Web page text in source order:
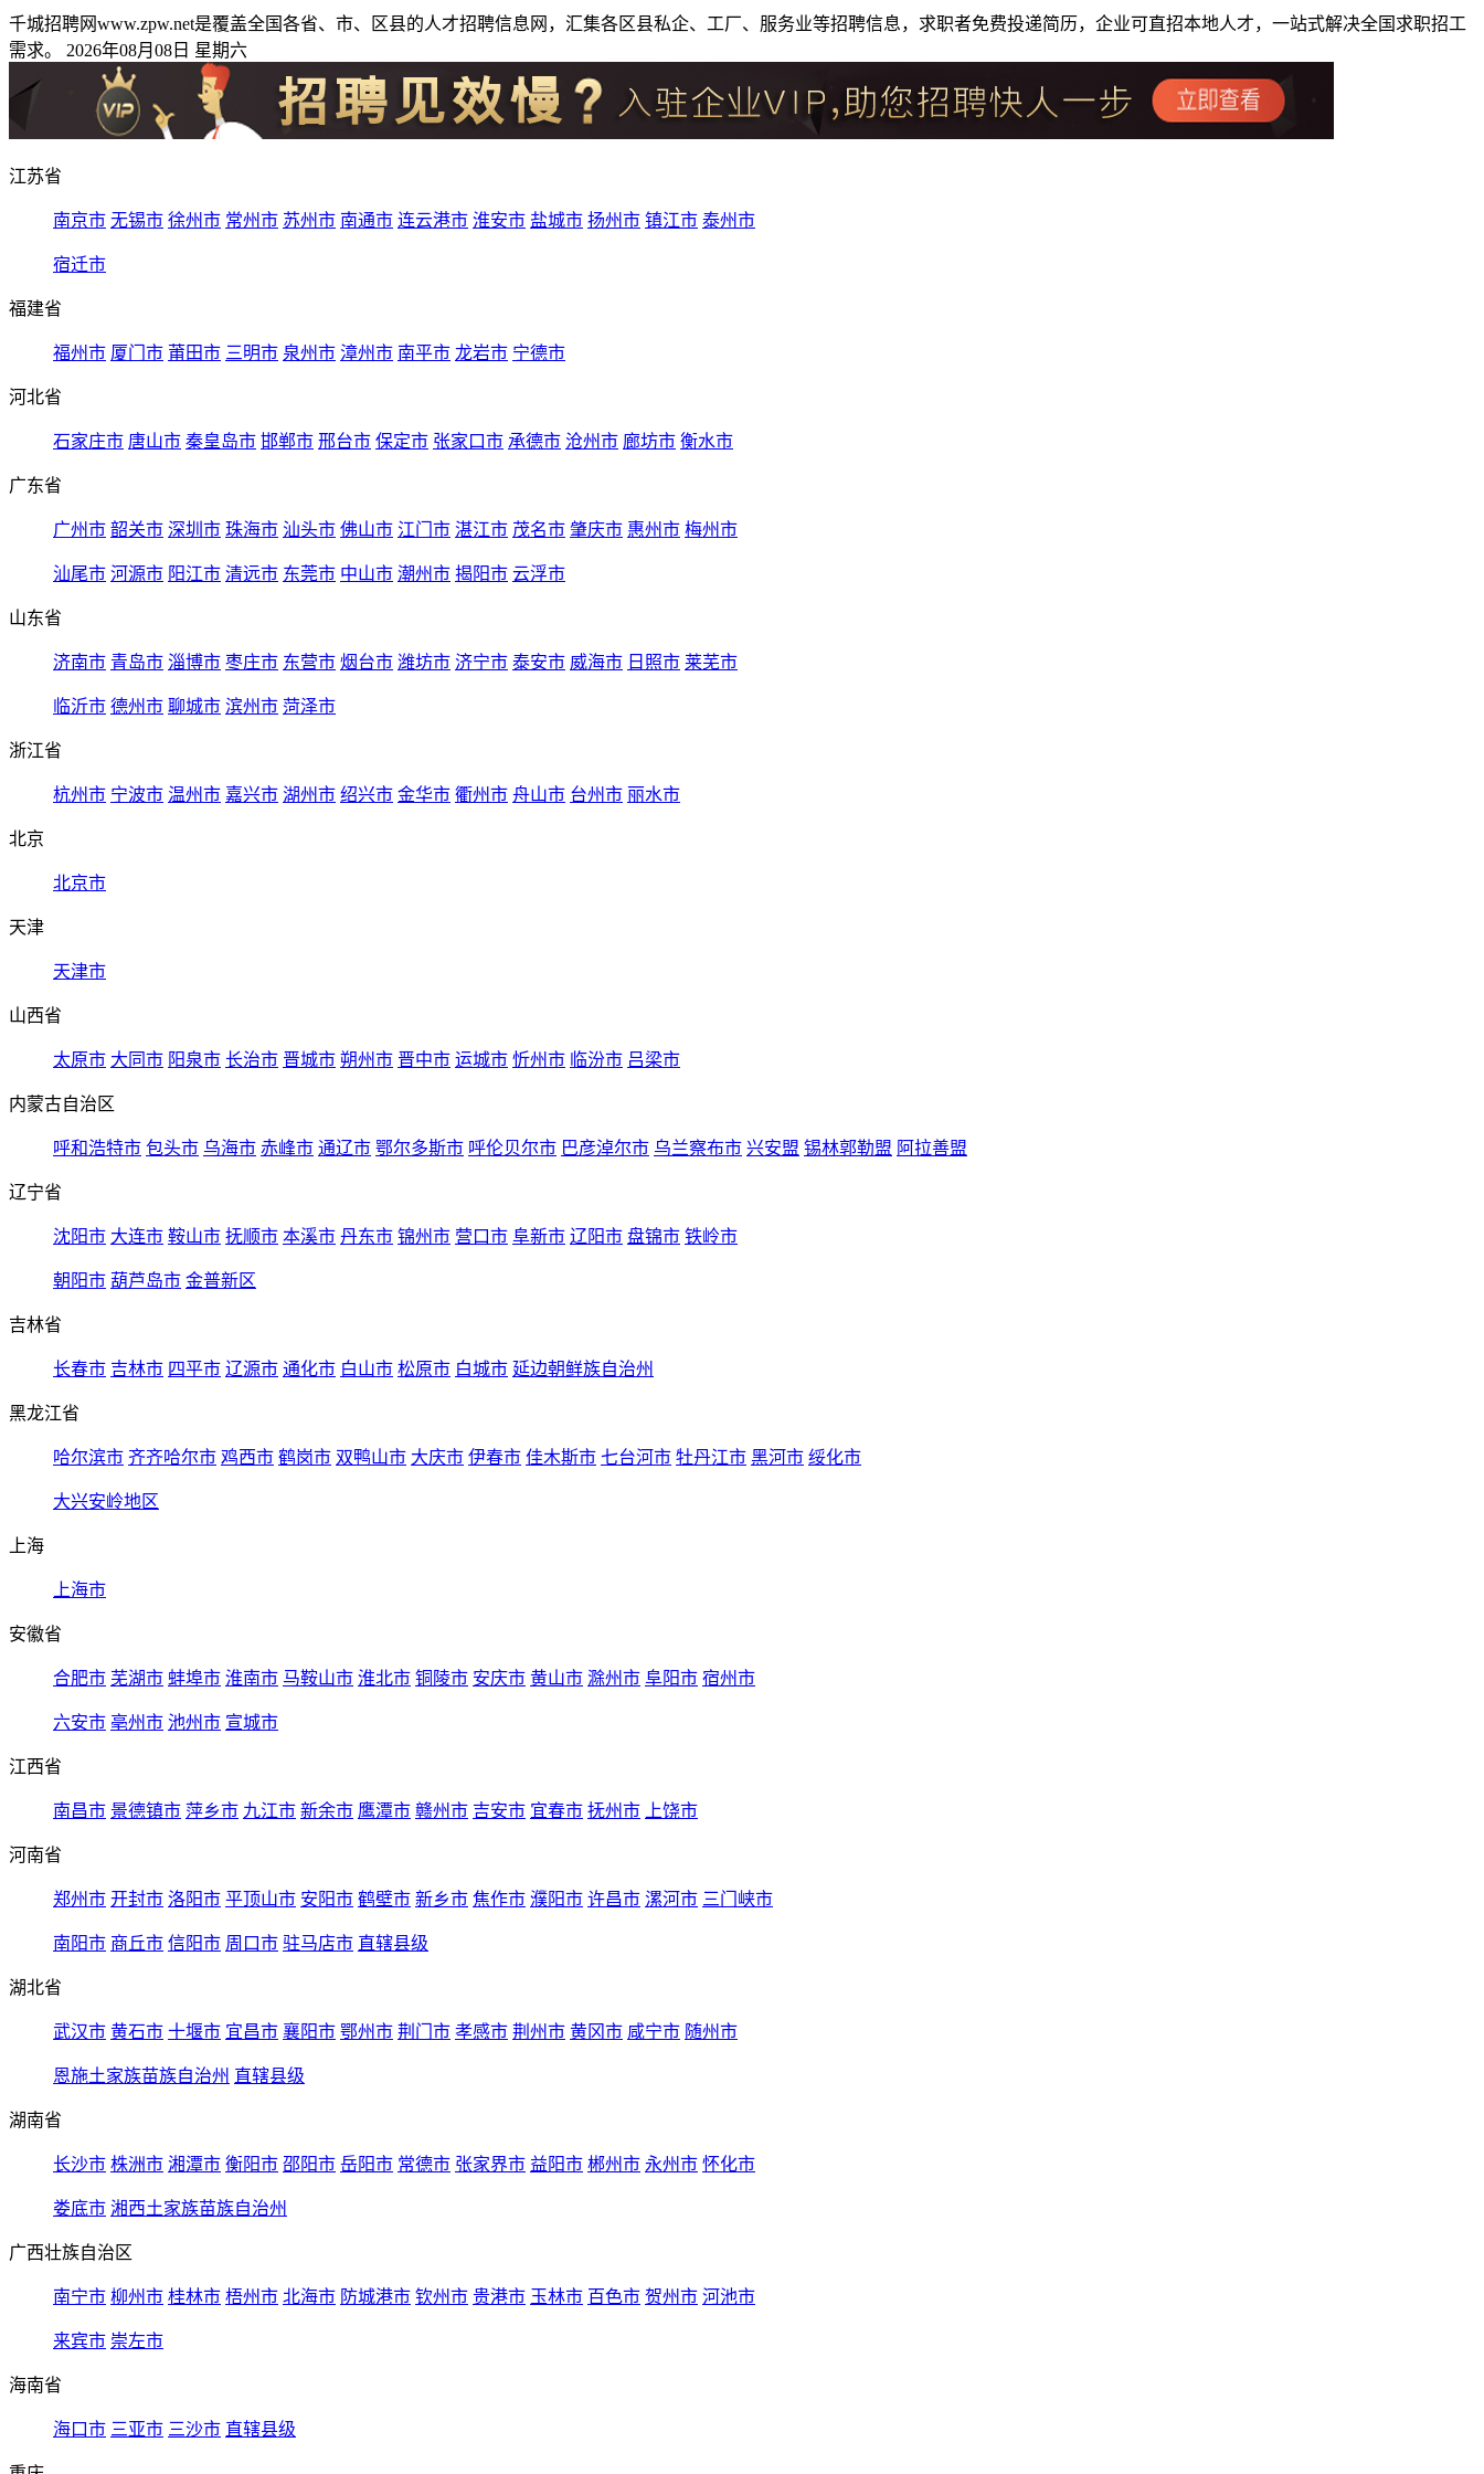
千城招聘网www.zpw.net是覆盖全国各省、市、区县的人才招聘信息网，汇集各区县私企、工厂、服务业等招聘信息，求职者免费投递简历，企业可直招本地人才，一站式解决全国求职招工
需求。 2026年08月08日 星期六
江苏省
南京市 无锡市 徐州市 常州市 苏州市 南通市 连云港市 淮安市 盐城市 扬州市 镇江市 泰州市
宿迁市
福建省
福州市 厦门市 莆田市 三明市 泉州市 漳州市 南平市 龙岩市 宁德市
河北省
石家庄市 唐山市 秦皇岛市 邯郸市 邢台市 保定市 张家口市 承德市 沧州市 廊坊市 衡水市
广东省
广州市 韶关市 深圳市 珠海市 汕头市 佛山市 江门市 湛江市 茂名市 肇庆市 惠州市 梅州市
汕尾市 河源市 阳江市 清远市 东莞市 中山市 潮州市 揭阳市 云浮市
山东省
济南市 青岛市 淄博市 枣庄市 东营市 烟台市 潍坊市 济宁市 泰安市 威海市 日照市 莱芜市
临沂市 德州市 聊城市 滨州市 菏泽市
浙江省
杭州市 宁波市 温州市 嘉兴市 湖州市 绍兴市 金华市 衢州市 舟山市 台州市 丽水市
北京
北京市
天津
天津市
山西省
太原市 大同市 阳泉市 长治市 晋城市 朔州市 晋中市 运城市 忻州市 临汾市 吕梁市
内蒙古自治区
呼和浩特市 包头市 乌海市 赤峰市 通辽市 鄂尔多斯市 呼伦贝尔市 巴彦淖尔市 乌兰察布市 兴安盟 锡林郭勒盟 阿拉善盟
辽宁省
沈阳市 大连市 鞍山市 抚顺市 本溪市 丹东市 锦州市 营口市 阜新市 辽阳市 盘锦市 铁岭市
朝阳市 葫芦岛市 金普新区
吉林省
长春市 吉林市 四平市 辽源市 通化市 白山市 松原市 白城市 延边朝鲜族自治州
黑龙江省
哈尔滨市 齐齐哈尔市 鸡西市 鹤岗市 双鸭山市 大庆市 伊春市 佳木斯市 七台河市 牡丹江市 黑河市 绥化市
大兴安岭地区
上海
上海市
安徽省
合肥市 芜湖市 蚌埠市 淮南市 马鞍山市 淮北市 铜陵市 安庆市 黄山市 滁州市 阜阳市 宿州市
六安市 亳州市 池州市 宣城市
江西省
南昌市 景德镇市 萍乡市 九江市 新余市 鹰潭市 赣州市 吉安市 宜春市 抚州市 上饶市
河南省
郑州市 开封市 洛阳市 平顶山市 安阳市 鹤壁市 新乡市 焦作市 濮阳市 许昌市 漯河市 三门峡市
南阳市 商丘市 信阳市 周口市 驻马店市 直辖县级
湖北省
武汉市 黄石市 十堰市 宜昌市 襄阳市 鄂州市 荆门市 孝感市 荆州市 黄冈市 咸宁市 随州市
恩施土家族苗族自治州 直辖县级
湖南省
长沙市 株洲市 湘潭市 衡阳市 邵阳市 岳阳市 常德市 张家界市 益阳市 郴州市 永州市 怀化市
娄底市 湘西土家族苗族自治州
广西壮族自治区
南宁市 柳州市 桂林市 梧州市 北海市 防城港市 钦州市 贵港市 玉林市 百色市 贺州市 河池市
来宾市 崇左市
海南省
海口市 三亚市 三沙市 直辖县级